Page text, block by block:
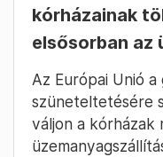
kórházainak
elsősorban az
Az Európai Unió
szüneteltetésére
váljon a kórházak